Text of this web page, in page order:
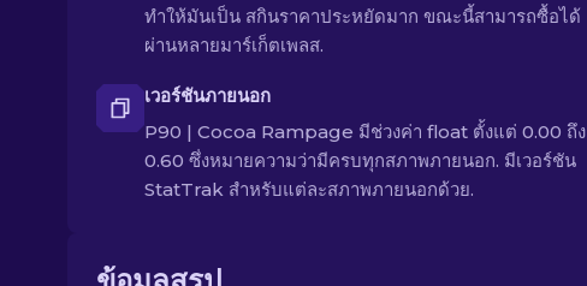
ทำให้มันเป็น สกินราคาประหยัดมาก ขณะนี้สามารถซื้อได้
ผ่านหลายมาร์เก็ตเพลส.
เวอร์ชันภายนอก
P90 | Cocoa Rampage มีช่วงค่า float ตั้งแต่ 0.00 ถึง
0.60 ซึ่งหมายความว่ามีครบทุกสภาพภายนอก. มีเวอร์ชัน
StatTrak สำหรับแต่ละสภาพภายนอกด้วย.